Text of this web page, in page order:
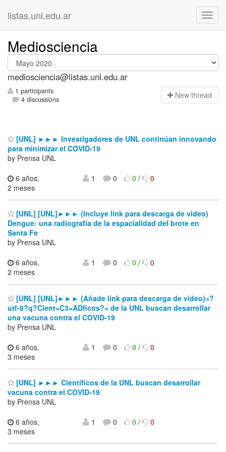
listas.unl.edu.ar
Mediosciencia
mediosciencia@listas.unl.edu.ar
1 participants
4 discussions
New thread
[UNL] ►►► Investigadores de UNL continúan innovando
para minimizar el COVID-19
by Prensa UNL
6 años,
2 meses
1 0 0/ 0
[UNL] [UNL]►►► (Incluye link para descarga de video)
Dengue: una radiografía de la espacialidad del brote en
Santa Fe
by Prensa UNL
6 años,
2 meses
1 0 0/ 0
[UNL] [UNL]►►► (Añade link para descarga de video)=?
utf-8?q?Cient=C3=ADficos?= de la UNL buscan desarrollar
una vacuna contra el COVID-19
by Prensa UNL
6 años,
3 meses
1 0 0/ 0
[UNL] ►►► Científicos de la UNL buscan desarrollar
vacuna contra el COVID-19
by Prensa UNL
6 años,
3 meses
1 0 0/ 0